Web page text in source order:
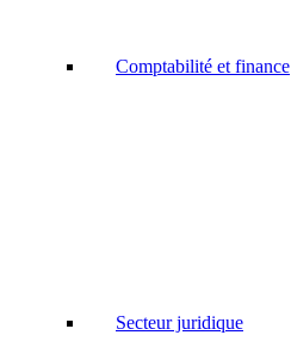
Comptabilité et finance
Secteur juridique